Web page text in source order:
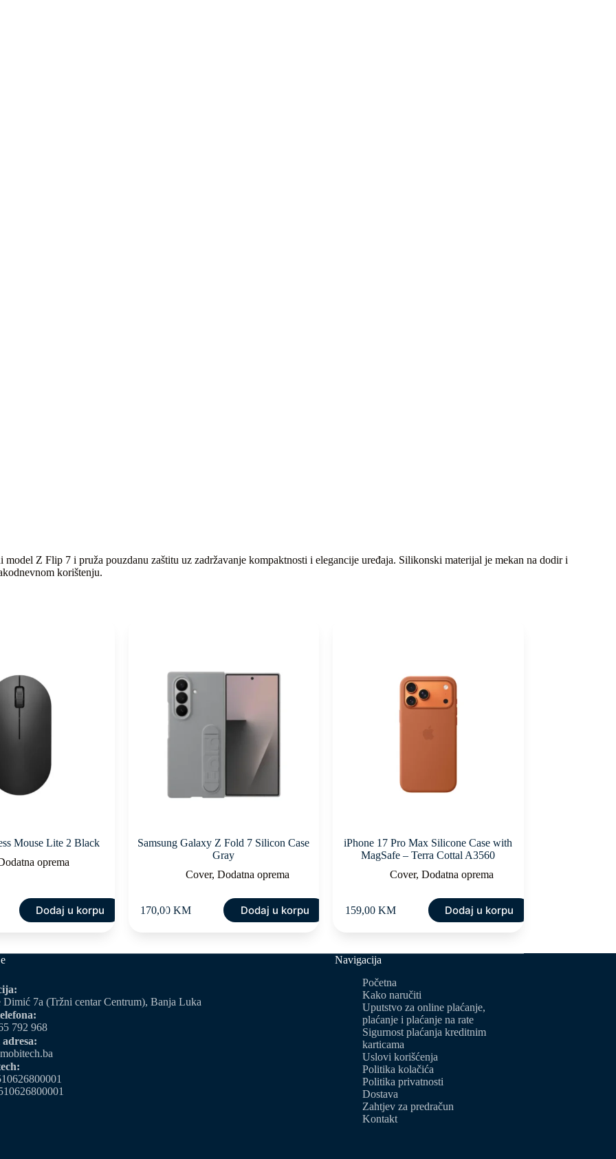
Z Flip 7 i pruža pouzdanu zaštitu uz zadržavanje kompaktnosti i elegancije uređaja. Silikonski materijal je mekan na dodir i
korištenju.
Mouse Lite 2 Black
oprema
Dodaj u korpu
Samsung Galaxy Z Fold 7 Silicon Case
Gray
Cover, Dodatna oprema
170,00KM Dodaj u korpu
iPhone 17 Pro Max Silicone Case with
MagSafe – Terra Cottal A3560
Cover,Dodatna oprema
159,00 KM Dodaj u korpu
Dimić 7a (Tržni centar Centrum), Banja Luka
792 968
Navigacija
Početna
Kako naručiti
Uputstvo za online plaćanje,
plaćanje i plaćanje na rate
Sigurnost plaćanja kreditnim
karticama
Uslovi korišćenja
Politika kolačića
Politika privatnosti
Dostava
Zahtjev za predračun
Kontakt